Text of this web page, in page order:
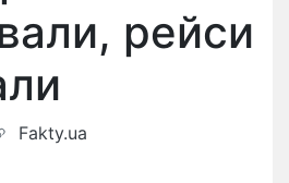
рейси
Fakty.ua